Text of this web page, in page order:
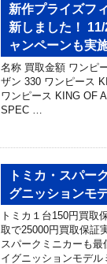
新作プライズフ
新しました！
ャンペーンも実
名称 買取金額 ワンピ
ザン 330 ワンピース
ワンピース KING OF
SPEC …
トミカ・スパー
グニッションモ
トミカ１台150円買取
取で25000円買取保証
スパークミニカーも最
イグニッションモデ